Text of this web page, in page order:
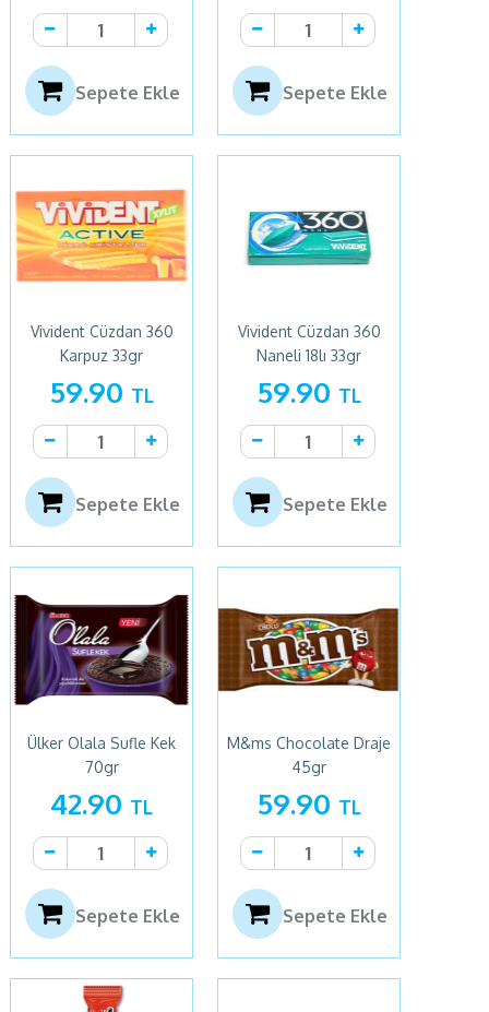
Sepete Ekle Sepete Ekle
Vivident Cüzdan 360
Karpuz 33gr
59.90 TL
Sepete Ekle
Vivident Cüzdan 360
Naneli 18lı 33gr
59.90 TL
Sepete Ekle
Ülker Olala Sufle Kek
70gr
42.90 TL
Sepete Ekle
M&ms Chocolate Draje
45gr
59.90 TL
Sepete Ekle